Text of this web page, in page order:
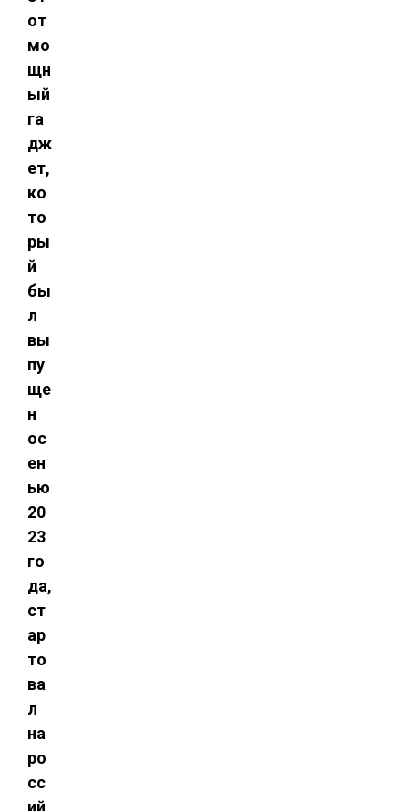
от
мо
щн
ый
га
дж
ет,
ко
то
ры
й
бы
л
вы
пу
ще
н
ос
ен
ью
20
23
го
да,
ст
ар
то
ва
л
на
ро
сс